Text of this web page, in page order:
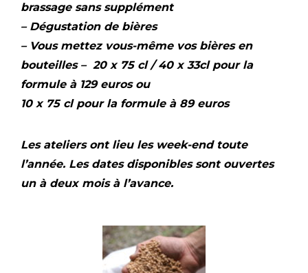
brassage sans supplément
– Dégustation de bières
– Vous mettez vous-même vos bières en
bouteilles – 20 x 75 cl / 40 x 33cl pour la
formule à 129 euros ou
10 x 75 cl pour la formule à 89 euros
Les ateliers ont lieu les week-end toute
l’année. Les dates disponibles sont ouvertes
un à deux mois à l’avance.